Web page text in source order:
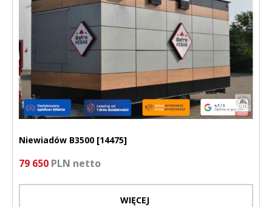
Niewiadów B3500 [14475]
79 650 PLN netto
WIĘCEJ